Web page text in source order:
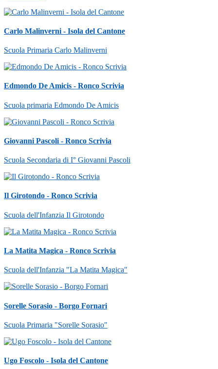
Carlo Malinverni - Isola del Cantone
Scuola Primaria Carlo Malinverni
Edmondo De Amicis - Ronco Scrivia
Scuola primaria Edmondo De Amicis
Giovanni Pascoli - Ronco Scrivia
Scuola Secondaria di I° Giovanni Pascoli
Il Girotondo - Ronco Scrivia
Scuola dell'Infanzia Il Girotondo
La Matita Magica - Ronco Scrivia
Scuola dell'Infanzia "La Matita Magica"
Sorelle Sorasio - Borgo Fornari
Scuola Primaria "Sorelle Sorasio"
Ugo Foscolo - Isola del Cantone